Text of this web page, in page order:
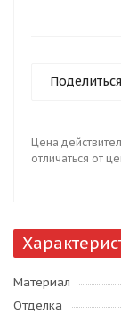
Поделиться
Цена
отличаться от
Материал
Отделка